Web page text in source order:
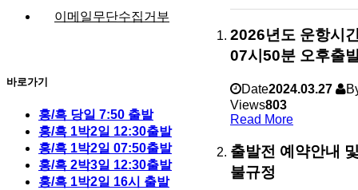
이메일무단수집거부
바로가기
홍/흑 당일 7:50 출발
홍/흑 1박2일 12:30출발
홍/흑 1박2일 07:50출발
홍/흑 2박3일 12:30출발
홍/흑 1박2일 16시 출발
2026년도 운항시
07시50분 오후출
Date2024.03.27
Views803
Read More
출발전 예약안내
불규정